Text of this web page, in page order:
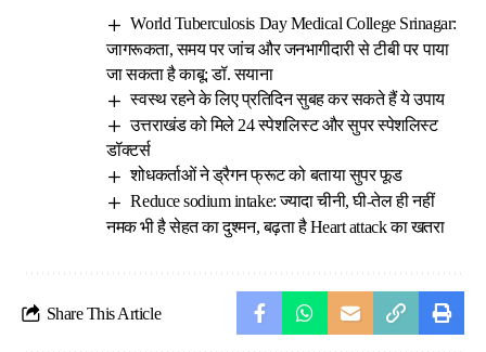
World Tuberculosis Day Medical College Srinagar:
जागरूकता, समय पर जांच और जनभागीदारी से टीबी पर पाया
जा सकता है काबू: डॉ. सयाना
स्वस्थ रहने के लिए प्रतिदिन सुबह कर सकते हैं ये उपाय
उत्तराखंड को मिले 24 स्पेशलिस्ट और सुपर स्पेशलिस्ट
डॉक्टर्स
शोधकर्ताओं ने ड्रैगन फ्रूट को बताया सुपर फूड
Reduce sodium intake: ज्यादा चीनी, घी-तेल ही नहीं
नमक भी है सेहत का दुश्मन, बढ़ता है Heart attack का खतरा
Share This Article